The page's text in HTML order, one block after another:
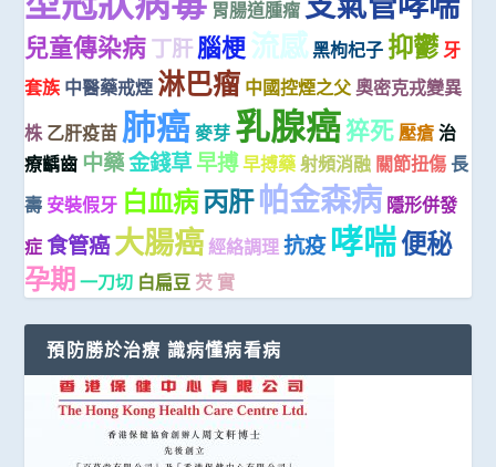
胃腸道腫瘤
兒童傳染病丁肝腦梗流感 黑枸杞子 抑鬱牙
套族 中醫藥戒煙 淋巴瘤 中國控煙之父 奧密克戎變異
株 乙肝疫苗 肺癌 麥芽 乳腺癌猝死 壓瘡 治
療齲齒 中藥金錢草早搏早搏藥 射頻消融 關節扭傷 長
壽 安裝假牙 白血病丙肝帕金森病 隱形併發
症 食管癌大腸癌經絡調理 抗疫 哮喘便秘
孕期 一刀切 白扁豆 芡 實
預防勝於治療 識病懂病看病